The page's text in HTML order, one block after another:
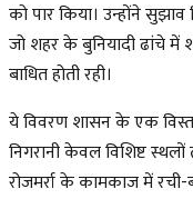
को पार किया। उन्होंने सुझाव
जो शहर के बुनियादी ढांचे में
बाधित होती रही।
ये विवरण शासन के एक
निगरानी केवल विशिष्ट
रोजमर्रा के कामकाज में रची-